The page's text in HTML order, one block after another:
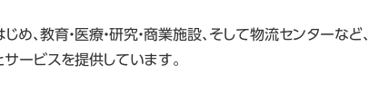
め、教育・医療・研究・商業施設、そして物流センターな
ービスを提供しています。